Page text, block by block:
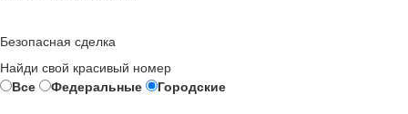
Безопасная сделка
Найди свой красивый номер
Все
Федеральные
Городские